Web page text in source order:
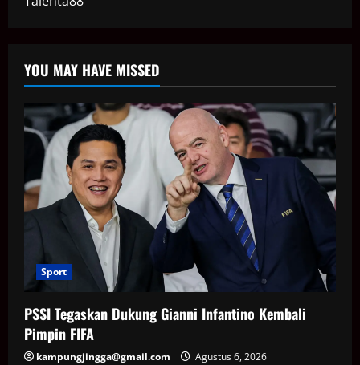
YOU MAY HAVE MISSED
Sport
PSSI Tegaskan Dukung Gianni Infantino Kembali
Pimpin FIFA
kampungjingga@gmail.com Agustus 6, 2026